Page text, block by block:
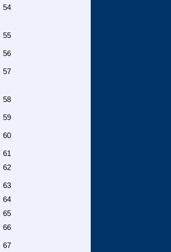
54
55
56
57
58
59
60
61
62
63
64
65
66
67